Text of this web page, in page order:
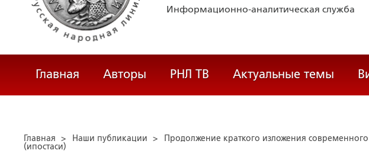
Информационно-аналитическая служба
Главная Авторы РНЛ ТВ Актуальные темы
Главная > Наши публикации >
Продолжение краткого изложения
(ипостаси)